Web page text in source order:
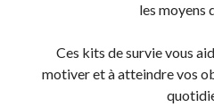
les moyens
Ces kits de survie vous
motiver et à atteindre vos